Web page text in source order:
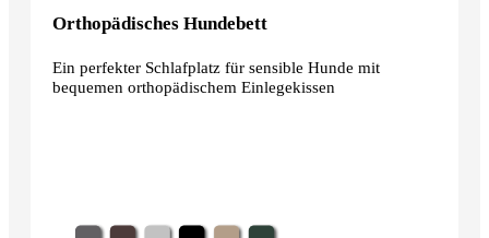
Orthopädisches Hundebett
Ein perfekter Schlafplatz für sensible Hunde mit
bequemen orthopädischem Einlegekissen